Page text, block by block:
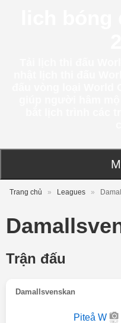
Trang chủ » Leagues »
Trận đấu
Damallsvenskan
Piteå W